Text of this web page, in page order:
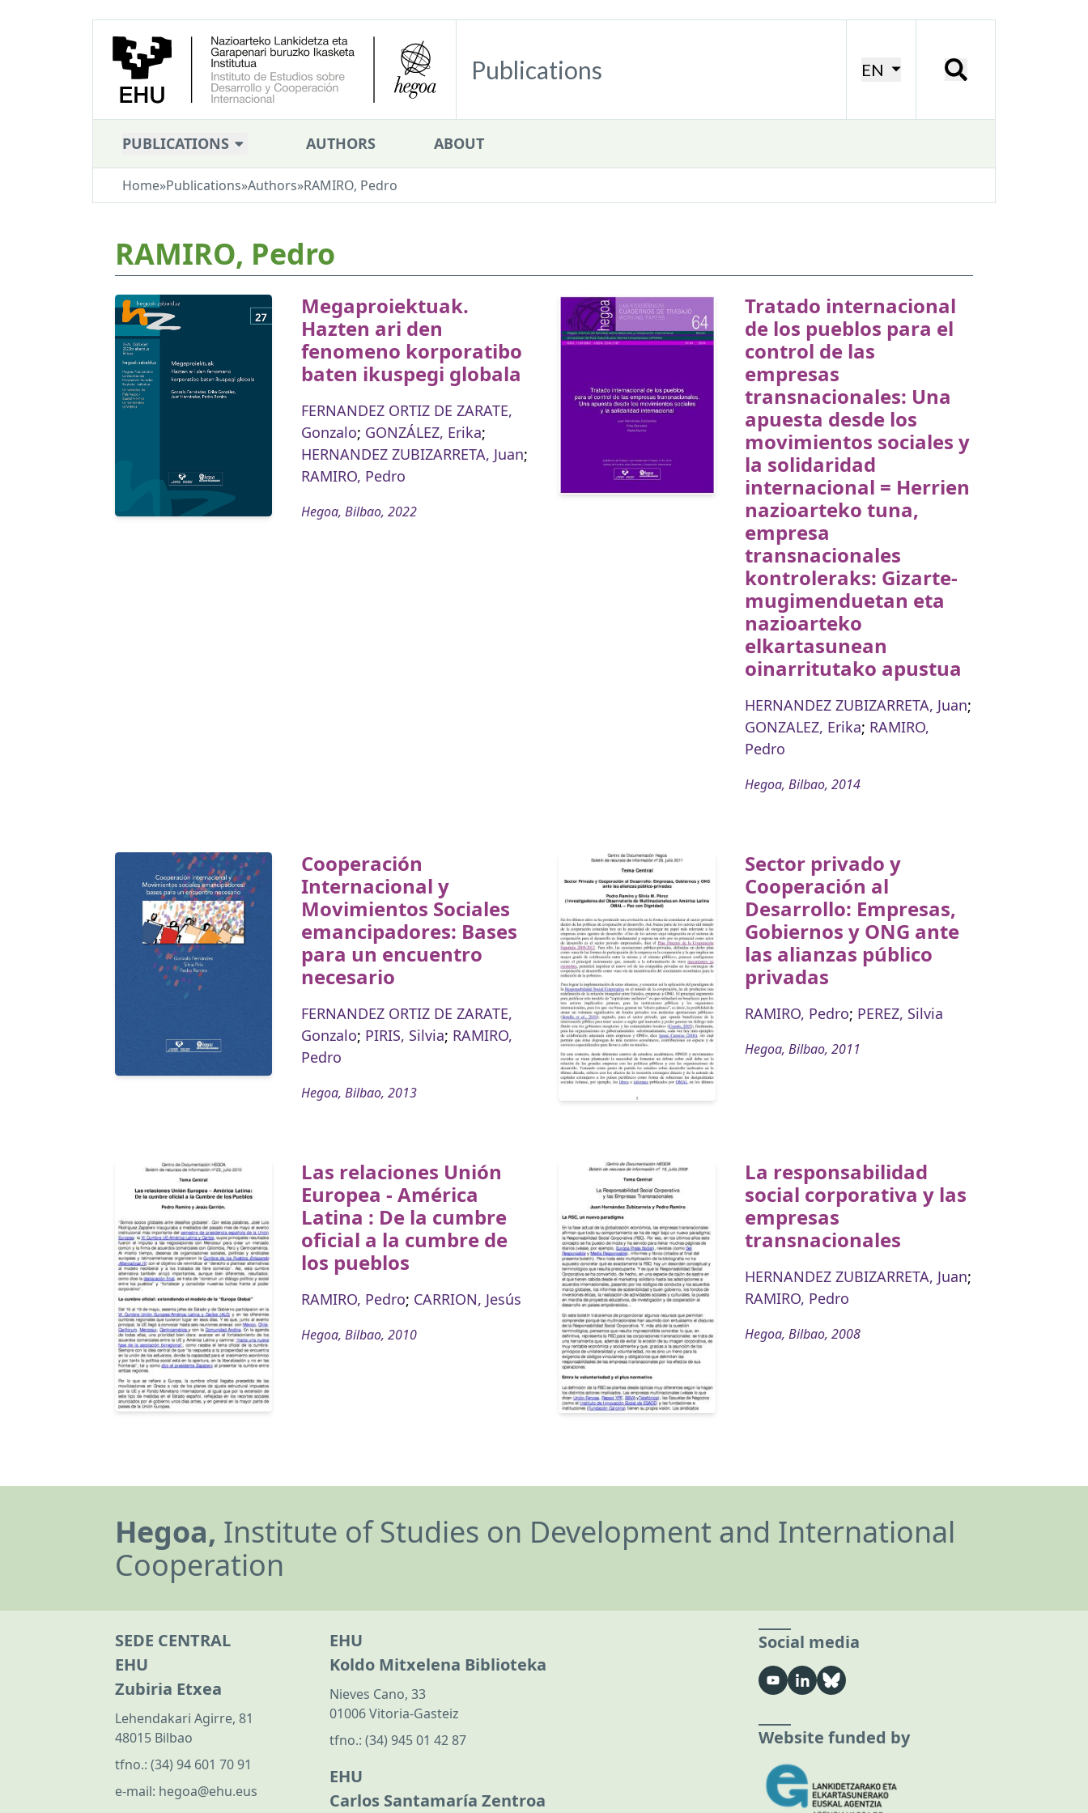
Publications EN
PUBLICATIONS AUTHORS ABOUT
Home»Publications»Authors»RAMIRO, Pedro
RAMIRO, Pedro
Megaproiektuak.
Hazten ari den
fenomeno korporatibo
baten ikuspegi globala
FERNANDEZ ORTIZ DE ZARATE,
Gonzalo; GONZÁLEZ, Erika;
HERNANDEZ ZUBIZARRETA, Juan;
RAMIRO, Pedro
Hegoa, Bilbao, 2022
Tratado internacional
de los pueblos para el
control de las
empresas
transnacionales: Una
apuesta desde los
movimientos sociales y
la solidaridad
internacional = Herrien
nazioarteko tuna,
empresa
transnacionales
kontroleraks: Gizarte-
mugimenduetan eta
nazioarteko
elkartasunean
oinarritutako apustua
HERNANDEZ ZUBIZARRETA, Juan;
GONZALEZ, Erika; RAMIRO,
Pedro
Hegoa, Bilbao, 2014
Cooperación
Internacional y
Movimientos Sociales
emancipadores: Bases
para un encuentro
necesario
FERNANDEZ ORTIZ DE ZARATE,
Gonzalo; PIRIS, Silvia; RAMIRO,
Pedro
Hegoa, Bilbao, 2013
Sector privado y
Cooperación al
Desarrollo: Empresas,
Gobiernos y ONG ante
las alianzas público
privadas
RAMIRO, Pedro; PEREZ, Silvia
Hegoa, Bilbao, 2011
Las relaciones Unión
Europea - América
Latina : De la cumbre
oficial a la cumbre de
los pueblos
RAMIRO, Pedro; CARRION, Jesús
Hegoa, Bilbao, 2010
La responsabilidad
social corporativa y las
empresas
transnacionales
HERNANDEZ ZUBIZARRETA, Juan;
RAMIRO, Pedro
Hegoa, Bilbao, 2008
Hegoa, Institute of Studies on Development and International
Cooperation
SEDE CENTRAL
EHU
Zubiria Etxea
Lehendakari Agirre, 81
48015 Bilbao
tfno.: (34) 94 601 70 91
e-mail: hegoa@ehu.eus
EHU
Koldo Mitxelena Biblioteka
Nieves Cano, 33
01006 Vitoria-Gasteiz
tfno.: (34) 945 01 42 87
EHU
Carlos Santamaría Zentroa
Social media
Website funded by